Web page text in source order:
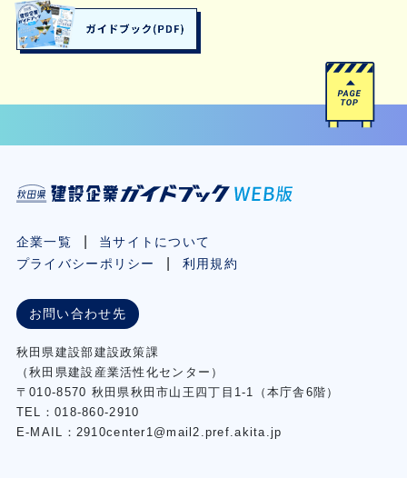
企業一覧
当サイトについて
プライバシーポリシー
利用規約
お問い合わせ先
秋⽥県建設部建設政策課
（秋⽥県建設産業活性化センター）
〒010-8570 秋田県秋田市⼭王四丁⽬1-1（本庁舎6階）
TEL：018-860-2910
E-MAIL：2910center1@mail2.pref.akita.jp